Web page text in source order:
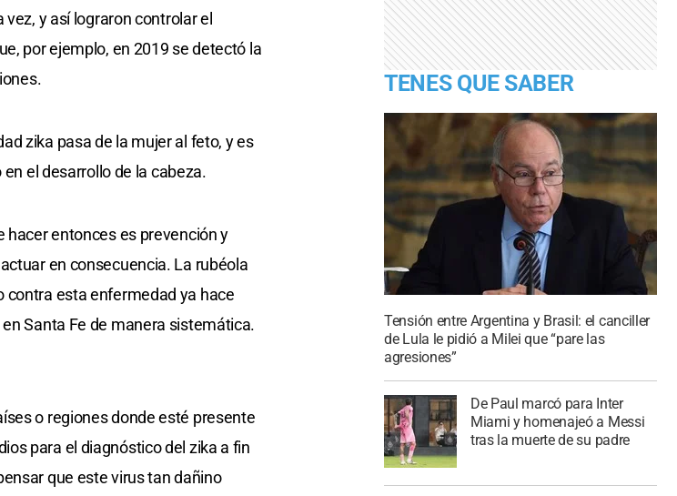
y así lograron controlar el
por ejemplo, en 2019 se detectó la
zika pasa de la mujer al feto, y es
el desarrollo de la cabeza.
hacer entonces es prevención y
en consecuencia. La rubéola
contra esta enfermedad ya hace
Santa Fe de manera sistemática.
o regiones donde esté presente
para el diagnóstico del zika a fin
que este virus tan dañino
TENES QUE SABER
Tensión entre Argentina y Brasil: el canciller
de Lula le pidió a Milei que “pare las
agresiones”
De Paul marcó para Inter
Miami y homenajeó a Messi
tras la muerte de su padre